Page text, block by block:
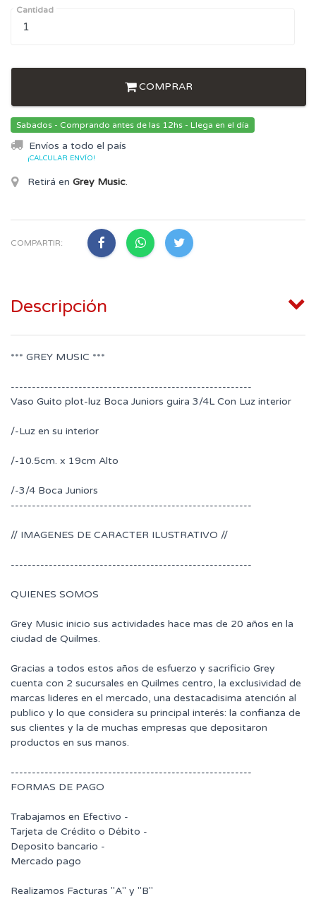
Cantidad
COMPRAR
Sabados - Comprando antes de las 12hs - Llega en el día
Envíos a todo el país
¡CALCULAR ENVÍO!
Retirá en Grey Music.
COMPARTIR:
Descripción
*** GREY MUSIC ***
---------------------------------------------------------
Vaso Guito plot-luz Boca Juniors guira 3/4L Con Luz interior
/-Luz en su interior
/-10.5cm. x 19cm Alto
/-3/4 Boca Juniors
---------------------------------------------------------
// IMAGENES DE CARACTER ILUSTRATIVO //
---------------------------------------------------------
QUIENES SOMOS
Grey Music inicio sus actividades hace mas de 20 años en la
ciudad de Quilmes.
Gracias a todos estos años de esfuerzo y sacrificio Grey
cuenta con 2 sucursales en Quilmes centro, la exclusividad de
marcas lideres en el mercado, una destacadisima atención al
publico y lo que considera su principal interés: la confianza de
sus clientes y la de muchas empresas que depositaron
productos en sus manos.
---------------------------------------------------------
FORMAS DE PAGO
Trabajamos en Efectivo -
Tarjeta de Crédito o Débito -
Deposito bancario -
Mercado pago
Realizamos Facturas "A" y "B"